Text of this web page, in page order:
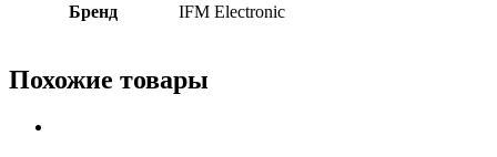
Бренд IFM Electronic
Похожие товары